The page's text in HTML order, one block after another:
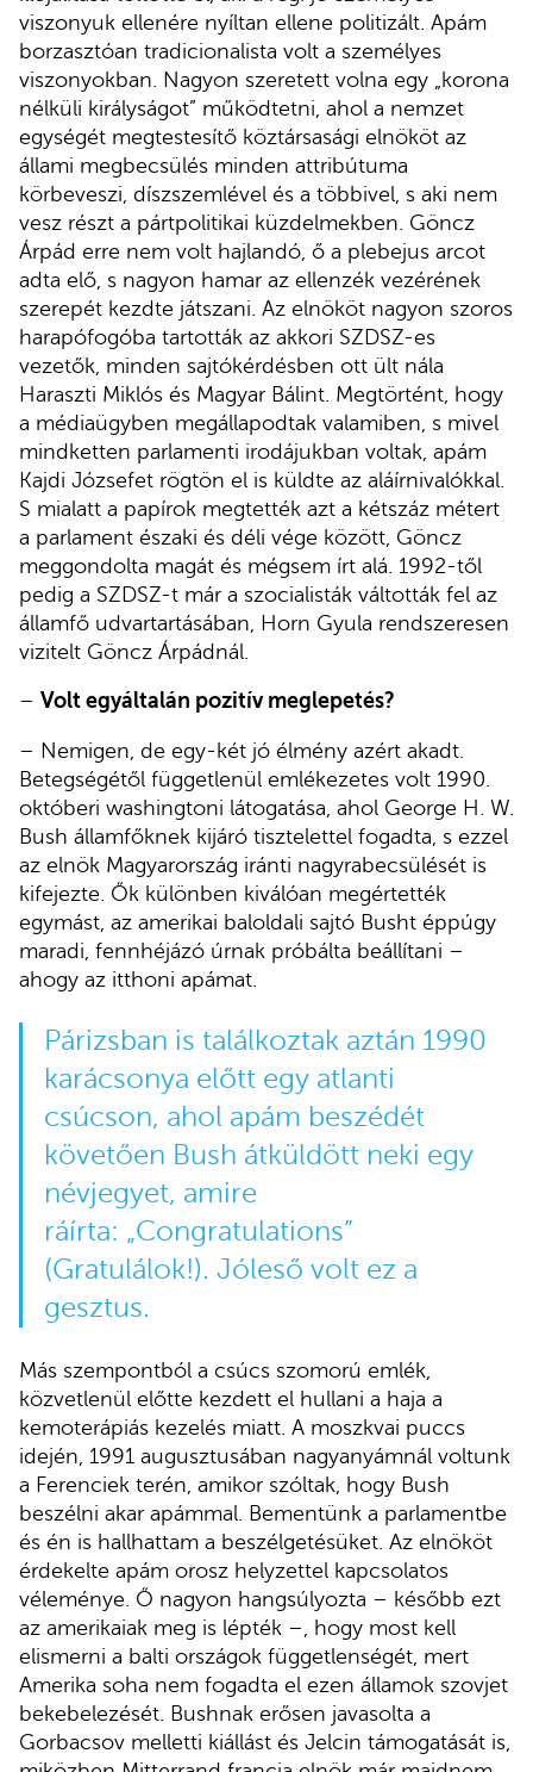
viszonyuk ellenére nyíltan ellene politizált. Apám
borzasztóan tradicionalista volt a személyes
viszonyokban. Nagyon szeretett volna egy „korona
nélküli királyságot” működtetni, ahol a nemzet
egységét megtestesítő köztársasági elnököt az
állami megbecsülés minden attribútuma
körbeveszi, díszszemlével és a többivel, s aki nem
vesz részt a pártpolitikai küzdelmekben. Göncz
Árpád erre nem volt hajlandó, ő a plebejus arcot
adta elő, s nagyon hamar az ellenzék vezérének
szerepét kezdte játszani. Az elnököt nagyon szoros
harapófogóba tartották az akkori SZDSZ-es
vezetők, minden sajtókérdésben ott ült nála
Haraszti Miklós és Magyar Bálint. Megtörtént, hogy
a médiaügyben megállapodtak valamiben, s mivel
mindketten parlamenti irodájukban voltak, apám
Kajdi Józsefet rögtön el is küldte az aláírnivalókkal.
S mialatt a papírok megtették azt a kétszáz métert
a parlament északi és déli vége között, Göncz
meggondolta magát és mégsem írt alá. 1992-től
pedig a SZDSZ-t már a szocialisták váltották fel az
államfő udvartartásában, Horn Gyula rendszeresen
vizitelt Göncz Árpádnál.
– Volt egyáltalán pozitív meglepetés?
– Nemigen, de egy-két jó élmény azért akadt.
Betegségétől függetlenül emlékezetes volt 1990.
októberi washingtoni látogatása, ahol George H. W.
Bush államfőknek kijáró tisztelettel fogadta, s ezzel
az elnök Magyarország iránti nagyrabecsülését is
kifejezte. Ők különben kiválóan megértették
egymást, az amerikai baloldali sajtó Busht éppúgy
maradi, fennhéjázó úrnak próbálta beállítani –
ahogy az itthoni apámat.
Párizsban is találkoztak aztán 1990
karácsonya előtt egy atlanti
csúcson, ahol apám beszédét
követően Bush átküldött neki egy
névjegyet, amire
ráírta: „Congratulations”
(Gratulálok!). Jóleső volt ez a
gesztus.
Más szempontból a csúcs szomorú emlék,
közvetlenül előtte kezdett el hullani a haja a
kemoterápiás kezelés miatt. A moszkvai puccs
idején, 1991 augusztusában nagyanyámnál voltunk
a Ferenciek terén, amikor szóltak, hogy Bush
beszélni akar apámmal. Bementünk a parlamentbe
és én is hallhattam a beszélgetésüket. Az elnököt
érdekelte apám orosz helyzettel kapcsolatos
véleménye. Ő nagyon hangsúlyozta – később ezt
az amerikaiak meg is lépték –, hogy most kell
elismerni a balti országok függetlenségét, mert
Amerika soha nem fogadta el ezen államok szovjet
bekebelezését. Bushnak erősen javasolta a
Gorbacsov melletti kiállást és Jelcin támogatását is,